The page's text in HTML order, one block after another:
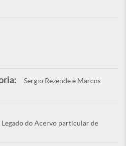
Sergio Rezende e Marcos
do Acervo particular de